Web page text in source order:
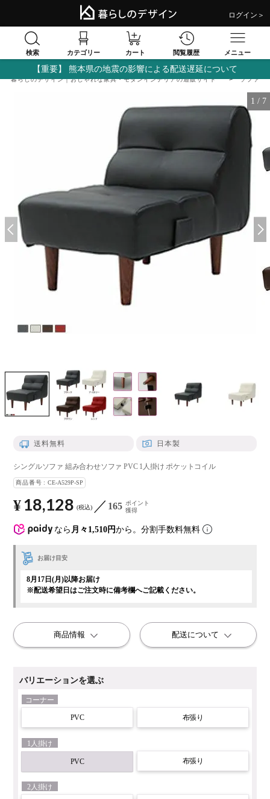
ログイン＞
検索 カテゴリー カート 閲覧履歴 メニュー
【重要】 熊本県の地震の影響による配送遅延について
暮らしのデザイン｜おしゃれな家具・モダンインテリアの通販サイト ソファ
1 / 7
送料無料 日本製
シングルソファ 組み合わせソファ PVC 1人掛け ポケットコイル
商品番号 CE-A529P-SP
なら 月々1,510円から。分割手数料無料
¥ 18,128 税込 165 ポイント
獲得
バリエーションを選ぶ
コーナー
PVC 布張り
1人掛け
PVC 布張り
2人掛け
お届け目安
8月17日(月)以降お届け
※配送希望日はご注文時に備考欄へご記載ください。
商品情報 配送について